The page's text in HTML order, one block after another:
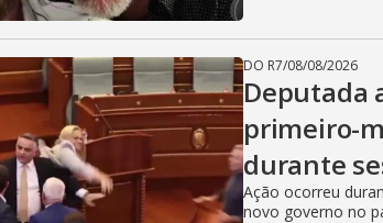
DO R7/08/08/2026
Deputada
primeiro-
durante
Ação ocorreu
novo governo no